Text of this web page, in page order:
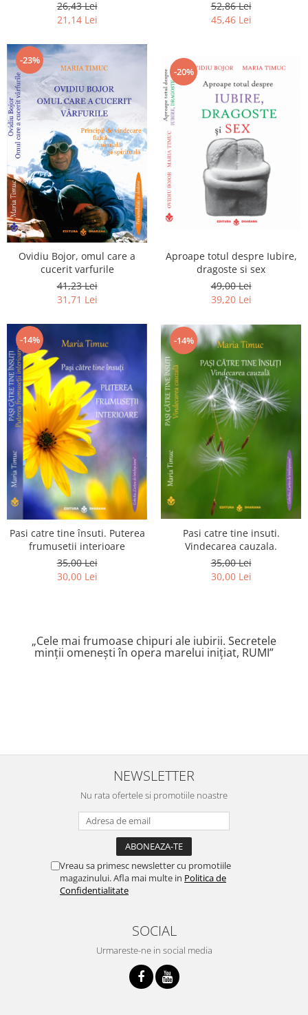
26,43 Lei
21,14 Lei
romanesti
52,86 Lei
45,46 Lei
-23%
Ovidiu Bojor, omul care a
cucerit varfurile
41,23 Lei
31,71 Lei
-20%
Aproape totul despre Iubire,
dragoste si sex
49,00 Lei
39,20 Lei
-14%
Pasi catre tine însuti. Puterea
frumusetii interioare
35,00 Lei
30,00 Lei
-14%
Pasi catre tine insuti.
Vindecarea cauzala.
35,00 Lei
30,00 Lei
„Cele mai frumoase chipuri ale iubirii. Secretele
minții omenești în opera marelui inițiat, RUMI”
NEWSLETTER
Nu rata ofertele si promotiile noastre
Vreau sa primesc newsletter cu promotiile
magazinului. Afla mai multe in Politica de
Confidentialitate
SOCIAL
Urmareste-ne in social media